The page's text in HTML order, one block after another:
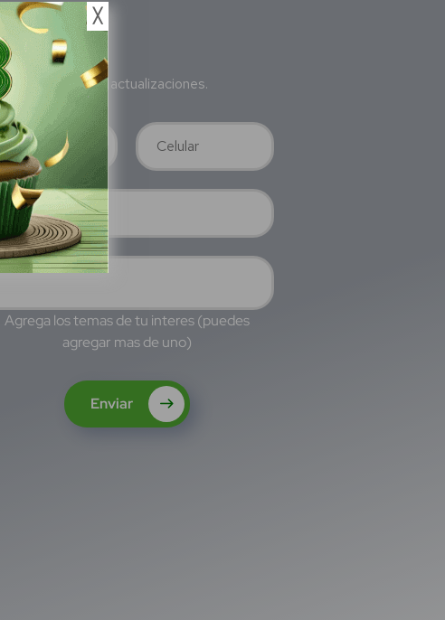
a nuestras actualizaciones.
Agrega los temas de tu interes (puedes
agregar mas de uno)
Enviar
╳